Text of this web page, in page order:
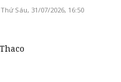
Thứ Sáu, 31/07/2026, 16:50